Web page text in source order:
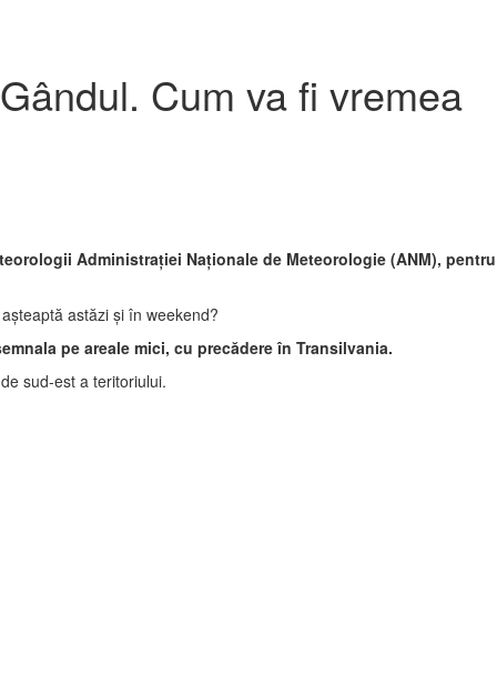
Cum va fi vremea
Administrației Naționale de Meteorologie (ANM), pentru
astăzi și în weekend?
pe areale mici, cu precădere în Transilvania.
sud-est a teritoriului.